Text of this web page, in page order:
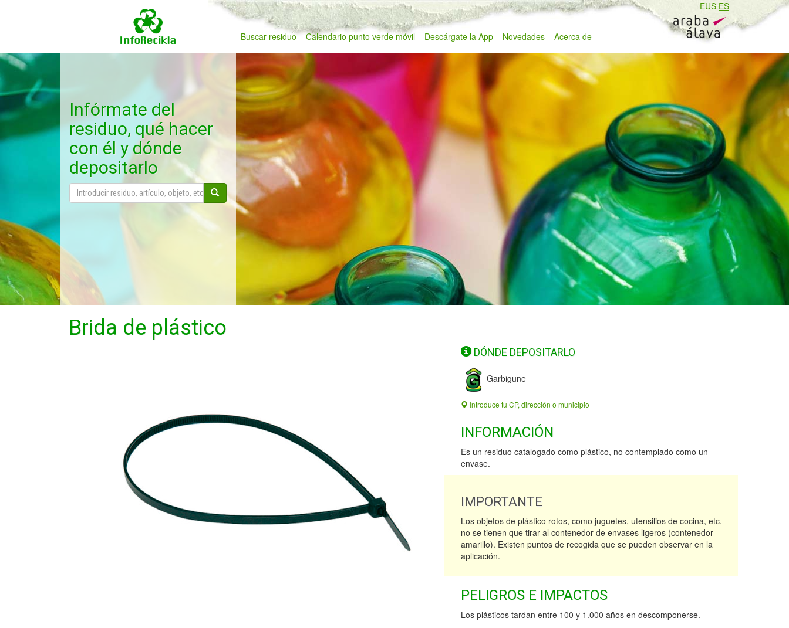
EUS ES
Buscar residuo Calendario punto verde móvil Descárgate la App Novedades Acerca de
Infórmate del
residuo, qué hacer
con él y dónde
depositarlo
Brida de plástico
DÓNDE DEPOSITARLO
Garbigune
Introduce tu CP, dirección o municipio
INFORMACIÓN
Es un residuo catalogado como plástico, no contemplado como un
envase.
IMPORTANTE
Los objetos de plástico rotos, como juguetes, utensilios de cocina, etc.
no se tienen que tirar al contenedor de envases ligeros (contenedor
amarillo). Existen puntos de recogida que se pueden observar en la
aplicación.
PELIGROS E IMPACTOS
Los plásticos tardan entre 100 y 1.000 años en descomponerse.